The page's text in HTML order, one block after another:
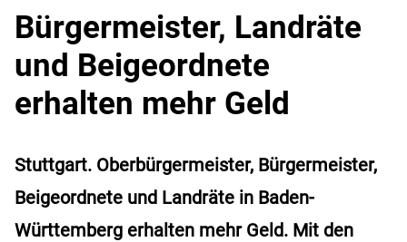
Bürgermeister, Landräte
und Beigeordnete
erhalten mehr Geld
Stuttgart. Oberbürgermeister, Bürgermeister,
Beigeordnete und Landräte in Baden-
Württemberg erhalten mehr Geld. Mit den